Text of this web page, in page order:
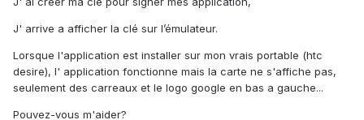
J' arrive a afficher la clé sur l’émulateur.
Lorsque l'application est installer sur mon vrais portable (htc
desire), l' application fonctionne mais la carte ne s'affiche pas,
seulement des carreaux et le logo google en bas a gauche...
Pouvez-vous m'aider?